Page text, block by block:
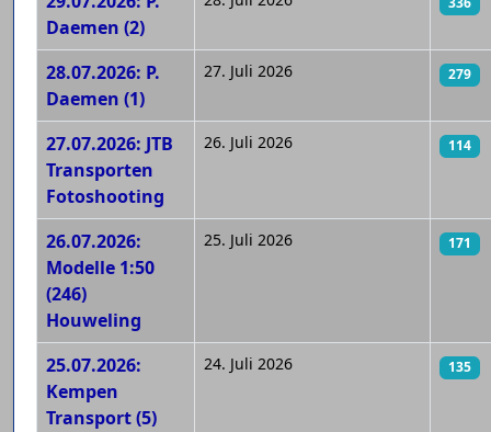
Daemen (2)
28.07.2026: P.
Daemen (1)
27. Juli 2026 279
27.07.2026: JTB
Transporten
Fotoshooting
26. Juli 2026 114
26.07.2026:
Modelle 1:50
(246)
Houweling
25. Juli 2026 171
25.07.2026:
Kempen
Transport (5)
24. Juli 2026 135